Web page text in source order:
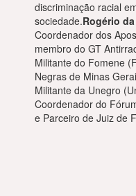
discriminação racial
sociedade.Rogério
Coordenador dos
membro do GT
Militante do Fomene
Negras de Minas
Militante da Unegro
Coordenador do
e Parceiro de Juiz de